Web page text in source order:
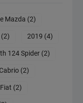
Mazda (2)
(2) 2019 (4)
124 Spider(2)
Cabrio(2)
Fiat (2)